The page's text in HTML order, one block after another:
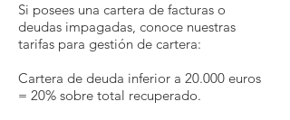
Si posees una cartera de facturas o
deudas impagadas, conoce nuestras
tarifas para gestión de cartera:
Cartera de deuda inferior a 20.000 euros
= 20% sobre total recuperado.